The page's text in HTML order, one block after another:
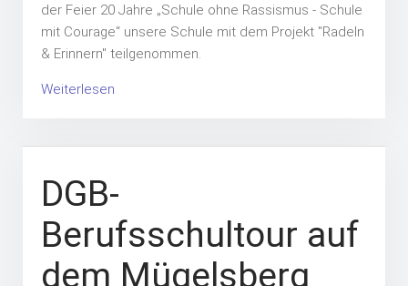
der Feier 20 Jahre „Schule ohne Rassismus - Schule
mit Courage“ unsere Schule mit dem Projekt "Radeln
& Erinnern" teilgenommen.
Weiterlesen
DGB-
Berufsschultour auf
dem Mügelsberg